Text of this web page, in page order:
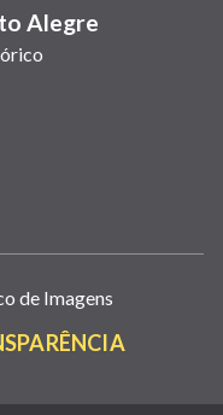
Alegre
de Imagens
(LINK
EM